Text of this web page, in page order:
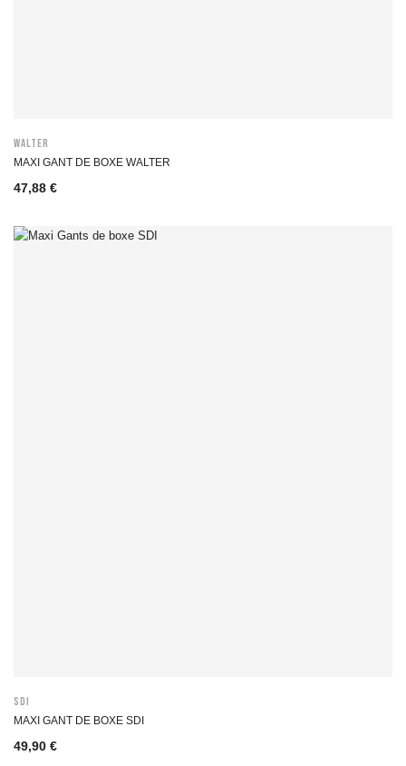
WALTER
MAXI GANT DE BOXE WALTER
47,88 €
SDI
MAXI GANT DE BOXE SDI
49,90 €